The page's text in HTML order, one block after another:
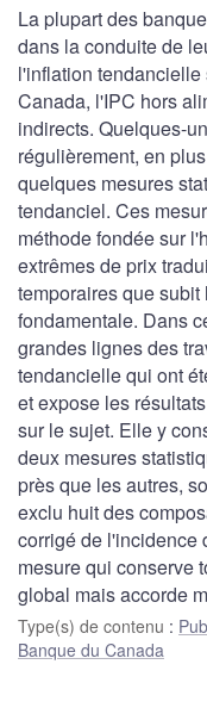
La plupart des
dans la conduite de
l'inflation
Canada, l'IPC hors
indirects. Quelques-
régulièrement, en
quelques mesures
tendanciel. Ces
méthode fondée sur
extrêmes de prix
temporaires que
fondamentale. Dans
grandes lignes des
tendancielle qui ont
et expose les
sur le sujet. Elle y
deux mesures
près que les autres,
exclu huit des
corrigé de l'incidence
mesure qui conserve
global mais accorde
Type(s) de contenu :
Banque du Canada